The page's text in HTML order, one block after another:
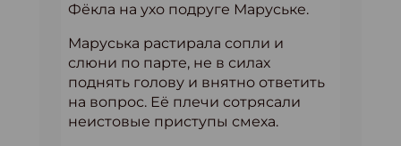
Фёкла на ухо подруге Маруське.
Маруська растирала сопли и
слюни по парте, не в силах
поднять голову и внятно ответить
на вопрос. Её плечи сотрясали
неистовые приступы смеха.